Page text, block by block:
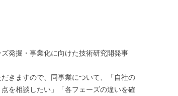
発掘・事業化に向けた技術研究開発事
きますので、同事業について、「自社の
を相談したい」「各フェーズの違いを確